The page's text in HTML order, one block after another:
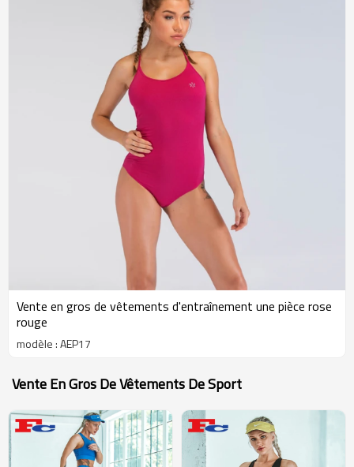
Vente en gros de vêtements d'entraînement une pièce rose
rouge
modèle : AEP17
Vente En Gros De Vêtements De Sport